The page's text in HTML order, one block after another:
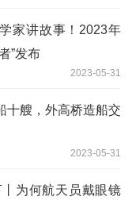
家讲故事！2023年
”发布
2023-05-31
十艘，外高桥造船交
2023-05-31
为何航天员戴眼镜